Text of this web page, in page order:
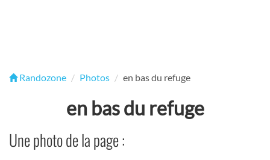
Randozone Photos en bas du refuge
en bas du refuge
Une photo de la page :